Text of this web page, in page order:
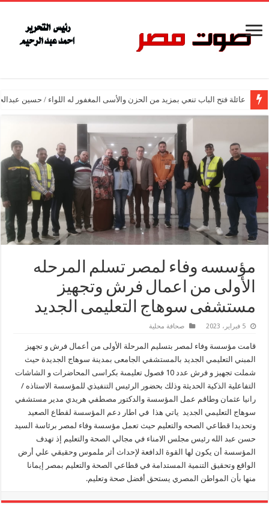
عائلة فتح الباب تنعي بمزيد من الحزن والأسى المغفور له اللواء / حسين
مؤسسه وفاء لمصر تسلم المرحله
الأولى من اعمال فرش وتجهيز
مستشفى سوهاج التعليمى الجديد
5 فبراير، 2023 صحافة محلية
قامت مؤسسة وفاء لمصر بتسليم المرحلة الأولى من أعمال فرش و تجهيز
المبني التعليمي الجديد بالمستشفي الجامعى بمدينة سوهاج الجديدة حيث
شملت تجهيز و فرش عدد 10 فصول تعليمىة بكراسى المحاضرات و الشاشات
التفاعلية الذكية الحديثة وذلك بحضور الرئيس التنفيذي للمؤسسة الاستاذه /
رانيا عثمان وطاقم عمل المؤسسة والدكتور مصطفي هريدي مدير مستشفي
سوهاج التعليمي الجديد ياتي هذا في اطار دعم المؤسسة لقطاع الصعيد
وتحديدا قطاعي الصحه والتعليم حيث تعمل مؤسسة وفاء لمصر برئاسة السيد
حسن عبد الله رئيس مجلس الامناء في مجالي الصحة والتعليم إذ تهدف
المؤسسة أن يكون لها القوة الدافعة لإحداث أثر ملموس وحقيقي علي أرض
الواقع وتحقيق التنمية المستدامة في قطاعي الصحة والتعليم بمصر إيمانا
منها بأن المواطن المصري يستحق أفضل صحة وتعليم.